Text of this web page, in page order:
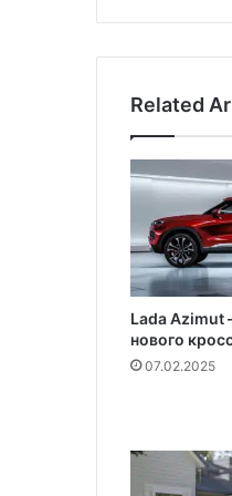
н
Д
е
н
ь
з
И
н
т
е
р
а
Related
Lada Azimut
нового
07.02.2025